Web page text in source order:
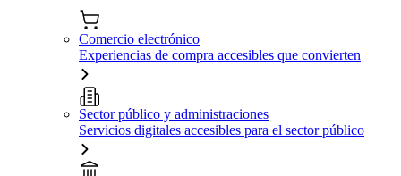
Comercio electrónico
Experiencias de compra accesibles que convierten
Sector público y administraciones
Servicios digitales accesibles para el sector público